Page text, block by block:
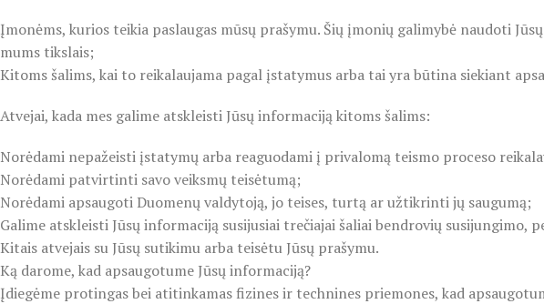
Įmonėms, kurios teikia paslaugas mūsų prašymu. Šių įmonių galimybė naudoti
mums tikslais;
Kitoms šalims, kai to reikalaujama pagal įstatymus arba tai yra būtina siekiant
Atvejai, kada mes galime atskleisti Jūsų informaciją kitoms šalims:
Norėdami nepažeisti įstatymų arba reaguodami į privalomą teismo proceso
Norėdami patvirtinti savo veiksmų teisėtumą;
Norėdami apsaugoti Duomenų valdytoją, jo teises, turtą ar užtikrinti jų saugumą;
Galime atskleisti Jūsų informaciją susijusiai trečiajai šaliai bendrovių susijungimo,
Kitais atvejais su Jūsų sutikimu arba teisėtu Jūsų prašymu.
Ką darome, kad apsaugotume Jūsų informaciją?
Įdiegėme protingas bei atitinkamas fizines ir technines priemones, kad